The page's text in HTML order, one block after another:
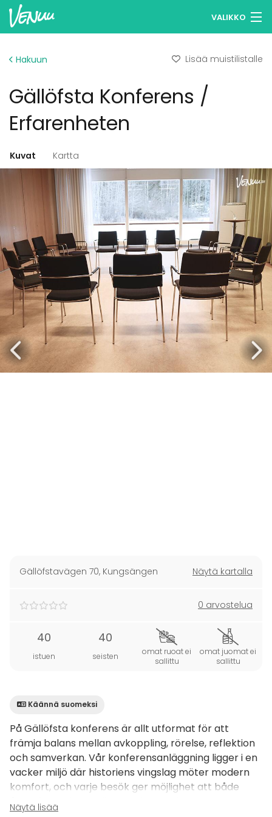
VALIKKO
Kirjaudu
Suomi
Hakuun Lisää muistilistalle
Gällöfsta Konferens /
Erfarenheten
Kuvat Kartta
Gällöfstavägen 70, Kungsängen Näytä kartalla
0 arvostelua
40
istuen
40
seisten
omat ruoat ei
sallittu
omat juomat ei
sallittu
Käännä suomeksi
På Gällöfsta konferens är allt utformat för att
främja balans mellan avkoppling, rörelse, reflektion
och samverkan. Vår konferensanläggning ligger i en
vacker miljö där historiens vingslag möter modern
komfort, och varje besök ger möjlighet att både
återhämta sig och finna ny inspiration. Bara en
Näytä lisää